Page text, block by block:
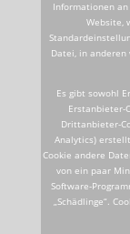
Informationen an
Website,
Datei, in
Es gibt sowohl
Erstanbieter-
Drittanbieter-
Analytics)
Cookie andere
von ein paar
Software-
„Schädlinge“.